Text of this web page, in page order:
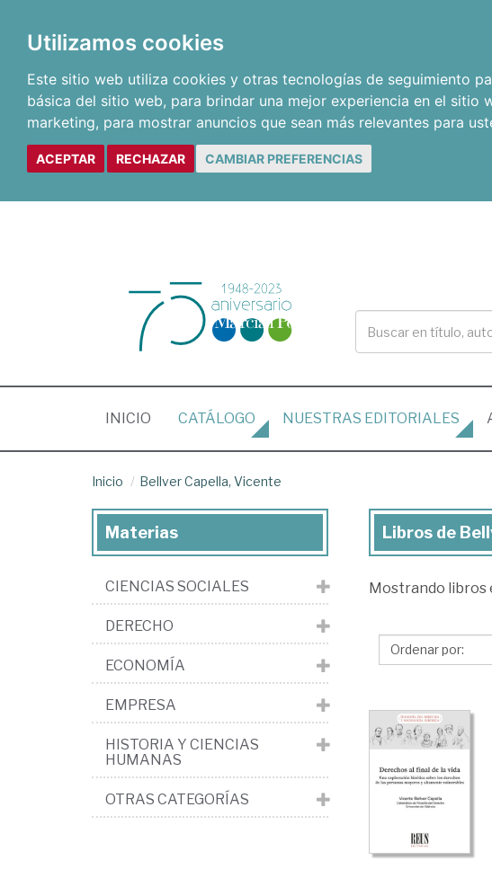
Utilizamos cookies
Este sitio web utiliza cookies y otras tecnologías de seguimiento
básica del sitio web, para brindar una mejor experiencia en el sitio
marketing, para mostrar anuncios que sean más relevantes para
ACEPTAR RECHAZAR CAMBIAR PREFERENCIAS
INICIO (CURRENT)
CATÁLOGO NUESTRAS EDITORIALES
Inicio Bellver Capella, Vicente
Libros
Bellver
Vicente
Libros de
Mostrando libros
Materias
CIENCIAS SOCIALES
DERECHO
ECONOMÍA
EMPRESA
HISTORIA Y CIENCIAS
HUMANAS
OTRAS CATEGORÍAS